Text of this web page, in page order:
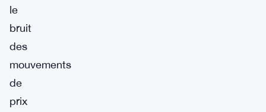
le
bruit
des
mouvements
de
prix